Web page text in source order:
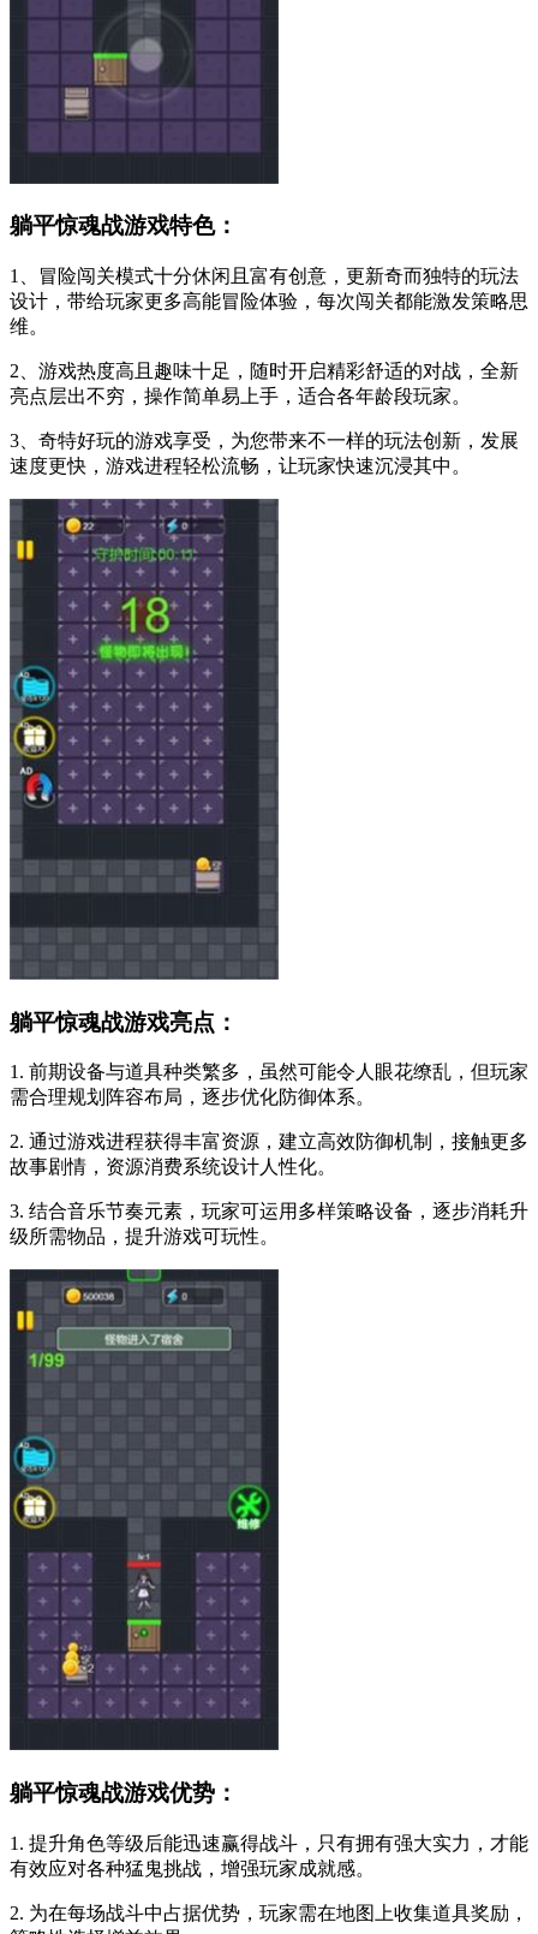
躺平惊魂战游戏特色：
1、冒险闯关模式十分休闲且富有创意，更新奇而独特的玩法
设计，带给玩家更多高能冒险体验，每次闯关都能激发策略思
维。
2、游戏热度高且趣味十足，随时开启精彩舒适的对战，全新
亮点层出不穷，操作简单易上手，适合各年龄段玩家。
3、奇特好玩的游戏享受，为您带来不一样的玩法创新，发展
速度更快，游戏进程轻松流畅，让玩家快速沉浸其中。
躺平惊魂战游戏亮点：
1. 前期设备与道具种类繁多，虽然可能令人眼花缭乱，但玩家
需合理规划阵容布局，逐步优化防御体系。
2. 通过游戏进程获得丰富资源，建立高效防御机制，接触更多
故事剧情，资源消费系统设计人性化。
3. 结合音乐节奏元素，玩家可运用多样策略设备，逐步消耗升
级所需物品，提升游戏可玩性。
躺平惊魂战游戏优势：
1. 提升角色等级后能迅速赢得战斗，只有拥有强大实力，才能
有效应对各种猛鬼挑战，增强玩家成就感。
2. 为在每场战斗中占据优势，玩家需在地图上收集道具奖励，